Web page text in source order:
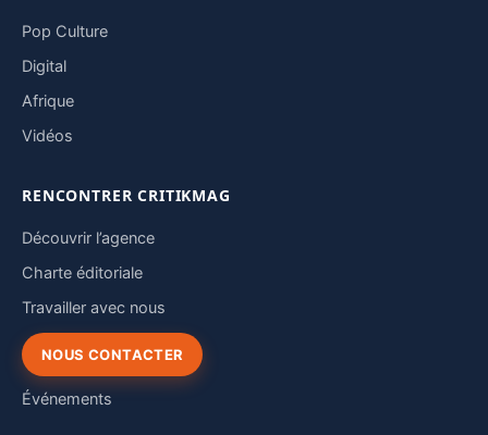
Pop Culture
Digital
Afrique
Vidéos
RENCONTRER CRITIKMAG
Découvrir l’agence
Charte éditoriale
Travailler avec nous
NOUS CONTACTER
Événements